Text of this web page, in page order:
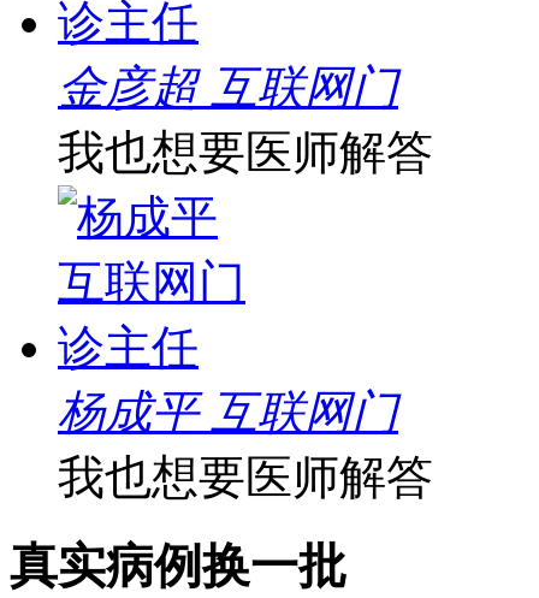
金彦超 互联网门
我也想要医师解答
杨成平 互联网门
我也想要医师解答
真实病例换一批